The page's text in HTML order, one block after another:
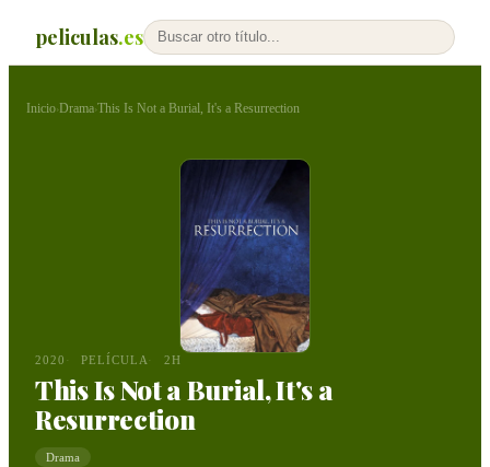
peliculas.es
Inicio›Drama›This Is Not a Burial, It's a Resurrection
2020 PELÍCULA 2H
This Is Not a Burial, It's a
Resurrection
Drama